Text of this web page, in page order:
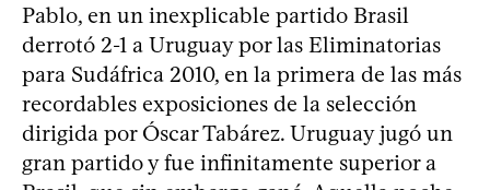
Pablo, en un inexplicable partido Brasil
derrotó 2-1 a Uruguay por las Eliminatorias
para Sudáfrica 2010, en la primera de las más
recordables exposiciones de la selección
dirigida por Óscar Tabárez. Uruguay jugó un
gran partido y fue infinitamente superior a